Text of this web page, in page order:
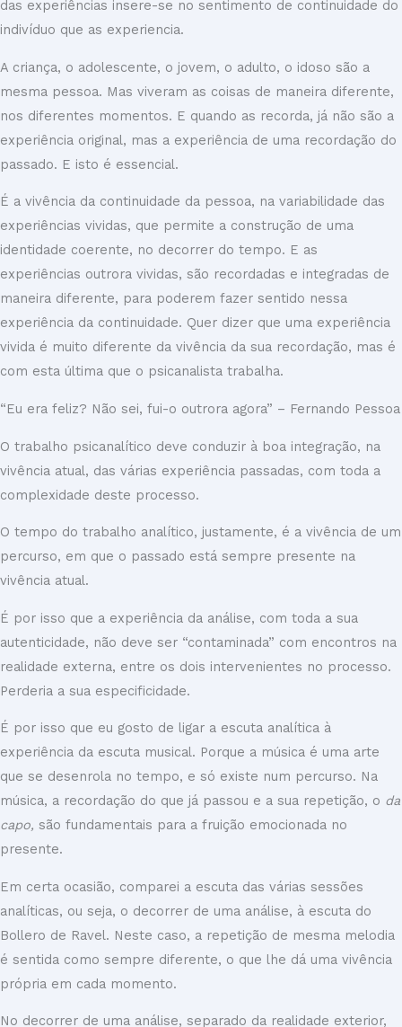
das experiências insere-se no sentimento de continuidade do
indivíduo que as experiencia.
A criança, o adolescente, o jovem, o adulto, o idoso são a
mesma pessoa. Mas viveram as coisas de maneira diferente,
nos diferentes momentos. E quando as recorda, já não são a
experiência original, mas a experiência de uma recordação do
passado. E isto é essencial.
É a vivência da continuidade da pessoa, na variabilidade das
experiências vividas, que permite a construção de uma
identidade coerente, no decorrer do tempo. E as
experiências outrora vividas, são recordadas e integradas de
maneira diferente, para poderem fazer sentido nessa
experiência da continuidade. Quer dizer que uma experiência
vivida é muito diferente da vivência da sua recordação, mas é
com esta última que o psicanalista trabalha.
“Eu era feliz? Não sei, fui-o outrora agora” – Fernando Pessoa
O trabalho psicanalítico deve conduzir à boa integração, na
vivência atual, das várias experiência passadas, com toda a
complexidade deste processo.
O tempo do trabalho analítico, justamente, é a vivência de um
percurso, em que o passado está sempre presente na
vivência atual.
É por isso que a experiência da análise, com toda a sua
autenticidade, não deve ser “contaminada” com encontros na
realidade externa, entre os dois intervenientes no processo.
Perderia a sua especificidade.
É por isso que eu gosto de ligar a escuta analítica à
experiência da escuta musical. Porque a música é uma arte
que se desenrola no tempo, e só existe num percurso. Na
música, a recordação do que já passou e a sua repetição, o da
capo, são fundamentais para a fruição emocionada no
presente.
Em certa ocasião, comparei a escuta das várias sessões
analíticas, ou seja, o decorrer de uma análise, à escuta do
Bollero de Ravel. Neste caso, a repetição de mesma melodia
é sentida como sempre diferente, o que lhe dá uma vivência
própria em cada momento.
No decorrer de uma análise, separado da realidade exterior,